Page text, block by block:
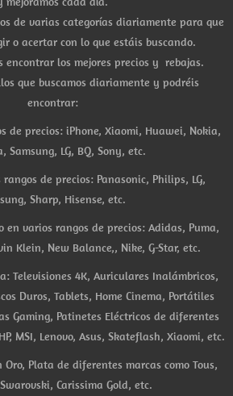
de varias categorías diariamente para que
o acertar con lo que estáis buscando.
encontrar los mejores precios y rebajas.
que buscamos diariamente y podréis
encontrar:
de precios: iPhone, Xiaomi, Huawei, Nokia,
Samsung, LG, BQ, Sony, etc.
de precios: Panasonic, Philips, LG,
Sharp, Hisense, etc.
en varios rangos de precios: Adidas, Puma,
Klein, New Balance,, Nike, G-Star, etc.
Televisiones 4K, Auriculares Inalámbricos,
Duros, Tablets, Home Cinema, Portátiles
Gaming, Patinetes Eléctricos de diferentes
MSI, Lenovo, Asus, Skateflash, Xiaomi, etc.
Oro, Plata de diferentes marcas como Tous,
Carissima Gold, etc.